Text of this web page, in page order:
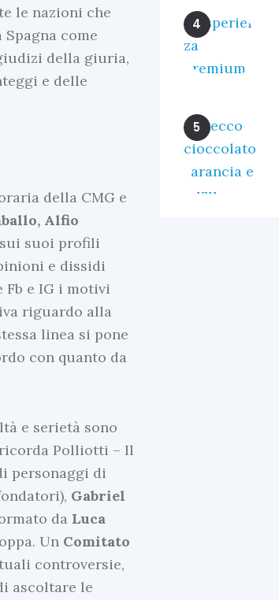
le nazioni che
come
della giuria,
e delle
della CMG e
Alfio
suoi profili
e dissidi
Fb e IG i motivi
riguardo alla
linea si pone
con quanto da
e serietà sono
Polliotti – Il
personaggi di
Gabriel
da Luca
Un Comitato
controversie,
ascoltare le